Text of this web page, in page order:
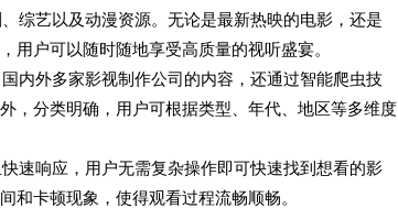
综艺以及动漫资源。无论是最新热映的电影，还是
用户可以随时随地享受高质量的视听盛宴。
内外多家影视制作公司的内容，还通过智能爬虫技
，分类明确，用户可根据类型、年代、地区等多维度
速响应，用户无需复杂操作即可快速找到想看的影
和卡顿现象，使得观看过程流畅顺畅。